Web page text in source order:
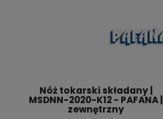
Nóż tokarski składany |
MSDNN-2020-K12 - PAFANA |
zewnętrzny